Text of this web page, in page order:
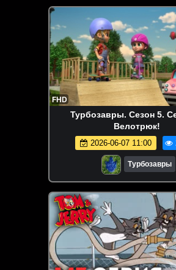
FHD
Турбозавры. Сезон 5.
Велотрюк!
2026-06-07 11:00
Турбозавры